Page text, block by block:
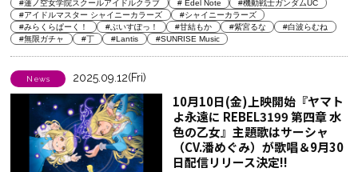
#蓮ノ空女学院スクールアイドルクラブ
# Edel Note
#機動戦士ガンダムUC
#アイドルマスター シャイニーカラーズ
#シャイニーカラーズ
#みらくらぱーく！
#ぶいすぽっ！ #甘結もか #紫宮るな
#白波らむね
#無限ガチャ
#丁 #Lantis #SUNRISE Music
News 2025.09.12(Fri)
10月10日(金)上映開始『ヤマト
よ永遠に REBEL3199 第四章 水
色の乙女』主題歌はサーシャ
（CV.潘めぐみ）が歌唱＆9月30
日配信リリース決定!!